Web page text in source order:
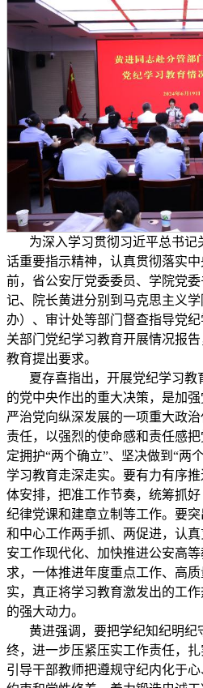
为深入学习贯彻习近平总书
话重要指示精神，认真贯彻落实
前，省公安厅党委委员、学院党
记、院长黄进分别到马克思主义
办）、审计处等部门督查指导党
关部门党纪学习教育开展情况报
教育提出要求。
夏存喜指出，开展党纪学习
的党中央作出的重大决策，是加
严治党向纵深发展的一项重大政
责任，以强烈的使命感和责任感
定拥护“两个确立”、坚决做到 “两
学习教育走深走实。要有力有序
体安排，把准工作节奏，统筹抓好
纪律党课和建章立制等工作。要
和中心工作两手抓、两促进，认
安工作现代化、加快推进公安高
求，一体推进年度重点工作、高
实，真正将学习教育激发出的工
的强大动力。
黄进强调，要把学纪知纪明纪
终，进一步压紧压实工作责任，扎
引导干部教师把遵规守纪内化于